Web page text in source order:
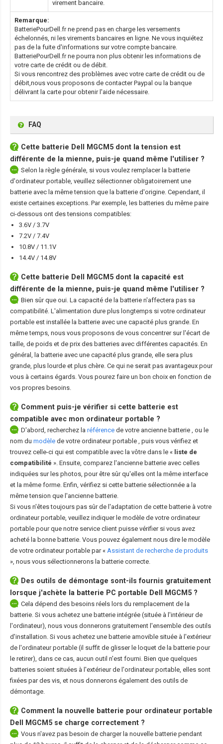
virement bancaire.
Remarque:
BatteriePourDell.fr ne prend pas en charge les versements
échelonnés, ni les virements bancaires en ligne. Ne vous inquiétez
pas de la fuite d'informations sur votre compte bancaire.
BatteriePourDell.fr ne pourra non plus obtenir les informations de
votre carte de crédit ou de débit.
Si vous rencontrez des problèmes avec votre carte de crédit ou de
débit,nous vous proposons de contacter Paypal ou la banque
délivrant la carte pour obtenir l'aide nécessaire.
FAQ
Cette batterie Dell MGCM5 dont la tension est
différente de la mienne, puis-je quand même l'utiliser ?
Selon la règle générale, si vous voulez remplacer la batterie
d'ordinateur portable, veuillez sélectionner obligatoirement une
batterie avec la même tension que la batterie d'origine. Cependant, il
existe certaines exceptions. Par exemple, les batteries du même paire
ci-dessous ont des tensions compatibles:
3.6V / 3.7V
7.2V / 7.4V
10.8V / 11.1V
14.4V / 14.8V
Cette batterie Dell MGCM5 dont la capacité est
différente de la mienne, puis-je quand même l'utiliser ?
Bien sûr que oui. La capacité de la batterie n'affectera pas sa
compatibilité. L'alimentation dure plus longtemps si votre ordinateur
portable est installée la batterie avec une capacité plus grande. En
même temps, nous vous proposons de vous concentrer sur l'écart de
taille, de poids et de prix des batteries avec différentes capacités. En
général, la batterie avec une capacité plus grande, elle sera plus
grande, plus lourde et plus chère. Ce qui ne serait pas avantageux pour
vous à certains égards. Vous pourez faire un bon choix en fonction de
vos propres besoins.
Comment puis-je vérifier si cette batterie est
compatible avec mon ordinateur portable ?
D'abord, recherchez la référence de votre ancienne batterie , ou le
nom du modèle de votre ordinateur portable , puis vous vérifiez et
trouvez celle-ci qui est compatible avec la vôtre dans le « liste de
compatibilité ». Ensuite, comparez l'ancienne batterie avec celles
indiquées sur les photos, pour être sûr qu'elles ont la même interface
et la même forme. Enfin, vérifiez si cette batterie sélectionnée a la
même tension que l'ancienne batterie.
Si vous n'êtes toujours pas sûr de l'adaptation de cette batterie à votre
ordinateur portable, veuillez indiquer le modèle de votre ordinateur
portable pour que notre service client puisse vérifier si vous avez
acheté la bonne batterie. Vous pouvez également nous dire le modèle
de votre ordinateur portable par « Assistant de recherche de produits
», nous vous sélectionnerons la batterie correcte.
Des outils de démontage sont-ils fournis gratuitement
lorsque j'achète la batterie PC portable Dell MGCM5 ?
Cela dépend des besoins réels lors du remplacement de la
batterie. Si vous achetez une batterie intégrée (située à l'intérieur de
l'ordinateur), nous vous donnerons gratuitement l'ensemble des outils
d'installation. Si vous achetez une batterie amovible située à l'extérieur
de l'ordinateur portable (il suffit de glisser le loquet de la batterie pour
le retirer), dans ce cas, aucun outil n'est fourni. Bien que quelques
batteries soient situées à l'extérieur de l'ordinateur portable, elles sont
fixées par des vis, et nous donnerons également des outils de
démontage.
Comment la nouvelle batterie pour ordinateur portable
Dell MGCM5 se charge correctement ?
Vous n'avez pas besoin de charger la nouvelle batterie pendant